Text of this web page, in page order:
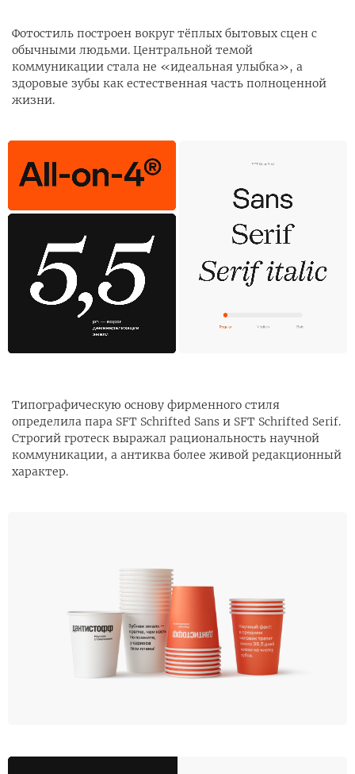
Фотостиль построен вокруг тёплых бытовых сцен с
обычными людьми. Центральной темой
коммуникации стала не «идеальная улыбка», а
здоровые зубы как естественная часть полноценной
жизни.
Типографическую основу фирменного стиля
определила пара SFT Schrifted Sans и SFT Schrifted Serif.
Строгий гротеск выражал рациональность научной
коммуникации, а антиква более живой редакционный
характер.